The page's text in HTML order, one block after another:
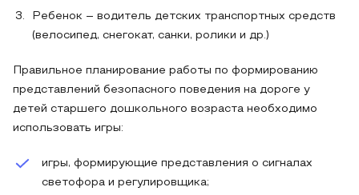
Ребенок – водитель детских транспортных средств
(велосипед, снегокат, санки, ролики и др.)
Правильное планирование работы по формированию
представлений безопасного поведения на дороге у
детей старшего дошкольного возраста необходимо
использовать игры:
игры, формирующие представления о сигналах
светофора и регулировщика;